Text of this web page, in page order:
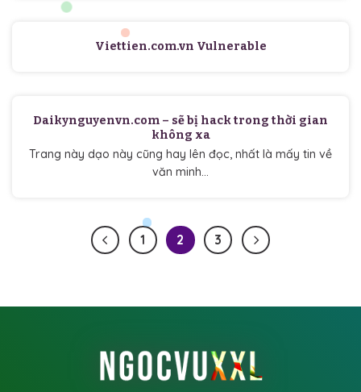
Viettien.com.vn Vulnerable
Daikynguyenvn.com – sẽ bị hack trong thời gian
không xa
Trang này dạo này cũng hay lên đọc, nhất là mấy tin về
văn minh...
1 2 3